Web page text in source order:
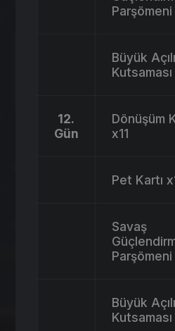
Parşömeni
Büyük
Kutsaması
12.
Gün
Dönüşüm
x11
Pet Kartı
Savaş
Parşömeni
Büyük
Kutsaması